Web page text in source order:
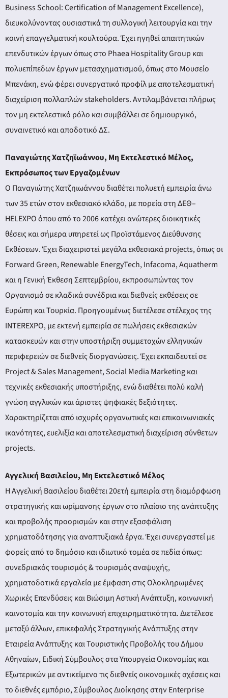
Business School: Certification of Management Excellence),
διευκολύνοντας ουσιαστικά τη συλλογική λειτουργία και την
κοινή επαγγελματική κουλτούρα. Έχει ηγηθεί απαιτητικών
επενδυτικών έργων όπως στο Phaea Hospitality Group και
πολυεπίπεδων έργων μετασχηματισμού, όπως στο Μουσείο
Μπενάκη, ενώ φέρει συνεργατικό προφίλ με αποτελεσματική
διαχείριση πολλαπλών stakeholders. Αντιλαμβάνεται πλήρως
τον μη εκτελεστικό ρόλο και συμβάλλει σε δημιουργικό,
συναινετικό και αποδοτικό ΔΣ.
Παναγιώτης Χατζηϊωάννου, Μη Εκτελεστικό Μέλος,
Εκπρόσωπος των Εργαζομένων
Ο Παναγιώτης Χατζηιωάννου διαθέτει πολυετή εμπειρία άνω
των 35 ετών στον εκθεσιακό κλάδο, με πορεία στη ΔΕΘ–
HELEXPO όπου από το 2006 κατέχει ανώτερες διοικητικές
θέσεις και σήμερα υπηρετεί ως Προϊστάμενος Διεύθυνσης
Εκθέσεων. Έχει διαχειριστεί μεγάλα εκθεσιακά projects, όπως οι
Forward Green, Renewable EnergyTech, Infacoma, Aquatherm
και η Γενική Έκθεση Σεπτεμβρίου, εκπροσωπώντας τον
Οργανισμό σε κλαδικά συνέδρια και διεθνείς εκθέσεις σε
Ευρώπη και Τουρκία. Προηγουμένως διετέλεσε στέλεχος της
INTEREXPO, με εκτενή εμπειρία σε πωλήσεις εκθεσιακών
κατασκευών και στην υποστήριξη συμμετοχών ελληνικών
περιφερειών σε διεθνείς διοργανώσεις. Έχει εκπαιδευτεί σε
Project & Sales Management, Social Media Marketing και
τεχνικές εκθεσιακής υποστήριξης, ενώ διαθέτει πολύ καλή
γνώση αγγλικών και άριστες ψηφιακές δεξιότητες.
Χαρακτηρίζεται από ισχυρές οργανωτικές και επικοινωνιακές
ικανότητες, ευελιξία και αποτελεσματική διαχείριση σύνθετων
projects.
Αγγελική Βασιλείου, Μη Εκτελεστικό Μέλος
Η Αγγελική Βασιλείου διαθέτει 20ετή εμπειρία στη διαμόρφωση
στρατηγικής και ωρίμανσης έργων στο πλαίσιο της ανάπτυξης
και προβολής προορισμών και στην εξασφάλιση
χρηματοδότησης για αναπτυξιακά έργα. Έχει συνεργαστεί με
φορείς από το δημόσιο και ιδιωτικό τομέα σε πεδία όπως:
συνεδριακός τουρισμός & τουρισμός αναψυχής,
χρηματοδοτικά εργαλεία με έμφαση στις Ολοκληρωμένες
Χωρικές Επενδύσεις και Βιώσιμη Αστική Ανάπτυξη, κοινωνική
καινοτομία και την κοινωνική επιχειρηματικότητα. Διετέλεσε
μεταξύ άλλων, επικεφαλής Στρατηγικής Ανάπτυξης στην
Εταιρεία Ανάπτυξης και Τουριστικής Προβολής του Δήμου
Αθηναίων, Ειδική Σύμβουλος στα Υπουργεία Οικονομίας και
Εξωτερικών με αντικείμενο τις διεθνείς οικονομικές σχέσεις και
το διεθνές εμπόριο, Σύμβουλος Διοίκησης στην Enterprise